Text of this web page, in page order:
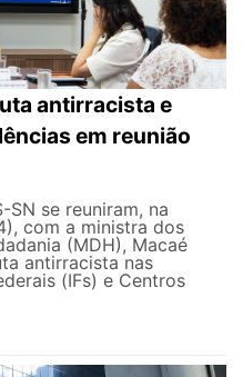
antirracista e
em reunião
SN se reuniram, na
com a ministra dos
(MDH), Macaé
antirracista nas
(IFs) e Centros